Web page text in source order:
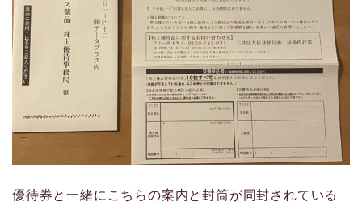
優待券と一緒にこちらの案内と封筒が同封されている